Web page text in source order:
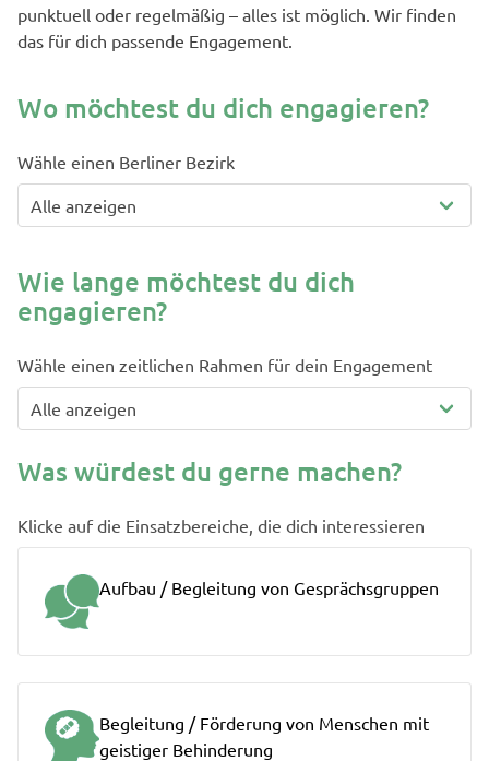
punktuell oder regelmäßig – alles ist möglich. Wir finden
das für dich passende Engagement.
Wo möchtest du dich engagieren?
Wähle einen Berliner Bezirk
Wie lange möchtest du dich
engagieren?
Wähle einen zeitlichen Rahmen für dein Engagement
Was würdest du gerne machen?
Klicke auf die Einsatzbereiche, die dich interessieren
Aufbau / Begleitung von Gesprächsgruppen
Begleitung / Förderung von Menschen mit
geistiger Behinderung